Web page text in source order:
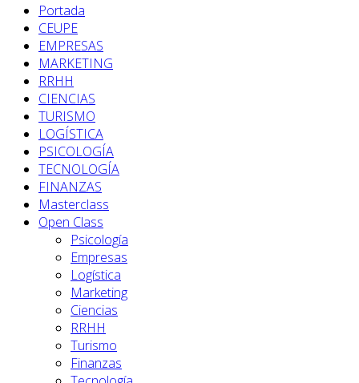
Portada
CEUPE
EMPRESAS
MARKETING
RRHH
CIENCIAS
TURISMO
LOGÍSTICA
PSICOLOGÍA
TECNOLOGÍA
FINANZAS
Masterclass
Open Class
Psicología
Empresas
Logística
Marketing
Ciencias
RRHH
Turismo
Finanzas